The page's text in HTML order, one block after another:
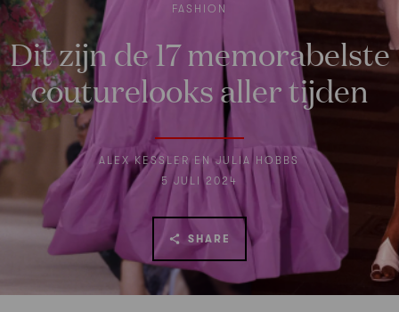
FASHION
Dit zijn de 17 memorabelste
couturelooks aller tijden
ALEX KESSLER EN JULIA HOBBS
5 JULI 2024
SHARE